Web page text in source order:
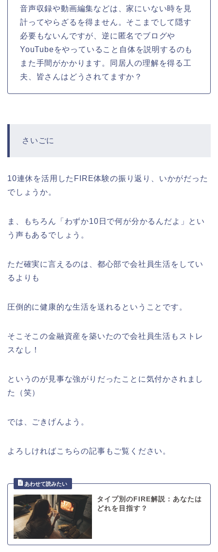
音声収録や動画編集などは、家にいない時を見
計ってやらざるを得ません。そこまでして隠す
必要もないんですが、逆に匿名でブログや
YouTubeをやっていること自体を説明するのも
また手間がかかります。同居人の理解を得る工
夫、皆さんはどうされてますか？
さいごに
10連休を活用したFIRE体験の振り返り、いかがだった
でしょうか。
ま、もちろん「わずか10日で何が分かるんだよ」とい
う声もあるでしょう。
ただ確実に言えるのは、都心部で会社員生活をしてい
るよりも
圧倒的に健康的な生活を送れるということです。
そこそこの金融資産を築いたので会社員生活もストレ
スなし！
というのが見事な強がりだったことに気付かされまし
た（笑）
では、ごきげんよう。
よろしければこちらの記事もご覧ください。
タイプ別のFIRE解説：あなたは
どれを目指す？